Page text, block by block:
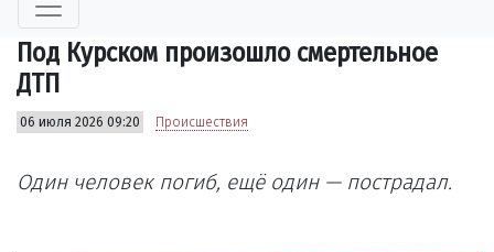
Под Курском произошло смертельное
ДТП
06 июля 2026 09:20 Происшествия
Один человек погиб, ещё один — пострадал.